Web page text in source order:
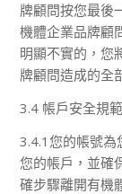
牌顧問按您最後
機體企業品牌顧
明顯不實的，您
牌顧問造成的全
3.4 帳戶安全規範
3.4.1您的帳號
您的帳戶，並確
確步驟離開有機